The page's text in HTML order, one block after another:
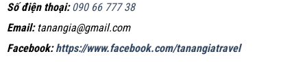
Số điện thoại:090 66 777 38
Email:tanangia@gmail.com
Facebook:https://www.facebook.com/tanangiatravel